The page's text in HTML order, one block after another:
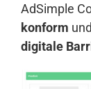
AdSimple
konform
digitale